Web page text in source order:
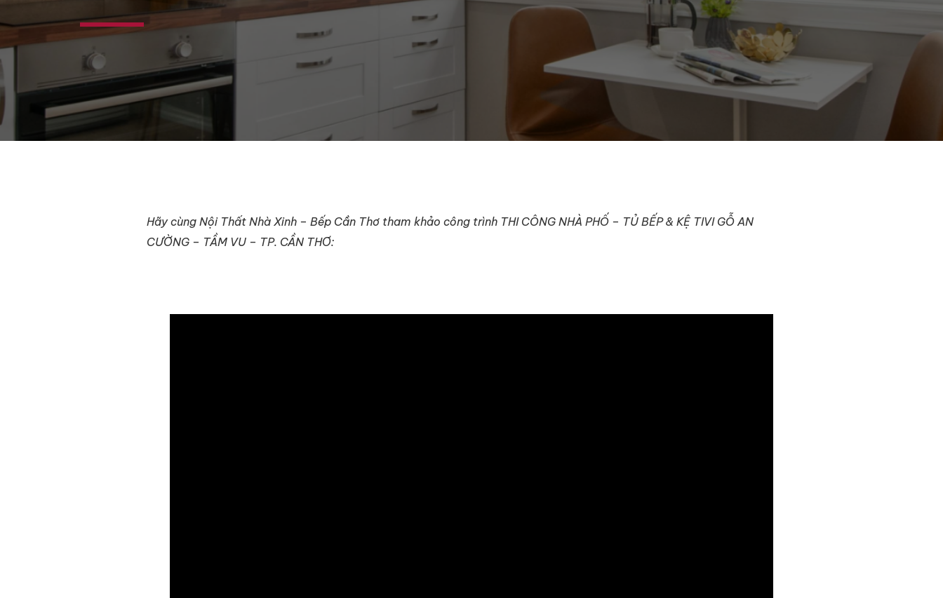
Hãy cùng Nội Thất Nhà Xinh – Bếp Cần Thơ tham khảo công trình THI CÔNG NHÀ PHỐ – TỦ BẾP & KỆ TIVI GỖ AN
CƯỜNG – TẦM VU – TP. CẦN THƠ: